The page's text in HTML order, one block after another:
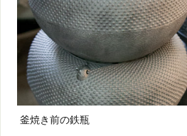
釜焼き前の鉄瓶